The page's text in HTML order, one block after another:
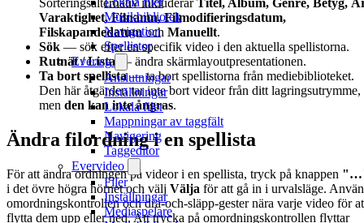
Musikbibliotek
Navigation
Spellistor
Evertag
Anslutningar
Inställningar
Lokala filer
Mappningar av taggfält
Navigering
Taggeditor
Evervideo
Filer
Inställningar
Mediaspelare
Varaktighet, Filnamn, Filmodifieringsdatum,
Filskapandedatumoch Manuellt.
Sök — sök efter en specifik video i den aktuella spellistorna.
Rutnät / Lista — ändra skärmlayoutpresentationen.
Ta bort spellista— ta bort spellistorna från mediebiblioteket.
Den här åtgärden tar inte bort videor från ditt lagringsutrymme,
men den kan inte ångras.
Ändra filordning i en spellista
För att ändra ordningen på videor i en spellista, tryck på knappen
i det övre högra hörnet och välj Välja för att gå in i urvalsläge.
omordningskontrollen och dra-och-släpp-gester nära varje video för
flytta dem upp eller ned. Att trycka på omordningskontrollen flyttar